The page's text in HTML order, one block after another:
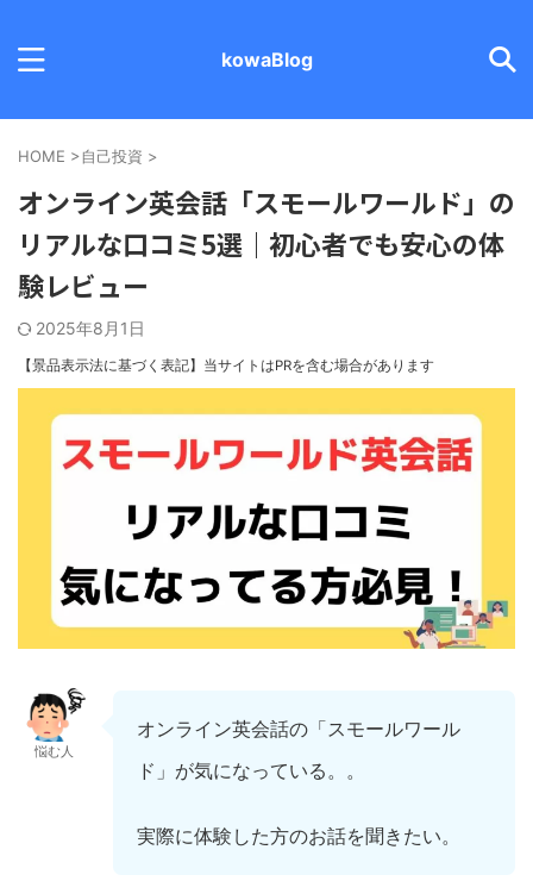
kowaBlog
HOME >自己投資 >
オンライン英会話「スモールワールド」の
リアルな口コミ5選｜初心者でも安心の体
験レビュー
2025年8月1日
【景品表示法に基づく表記】 当サイトはPRを含む場合があります
悩む人
オンライン英会話の「スモールワール
ド」が気になっている。。
実際に体験した方のお話を聞きたい。